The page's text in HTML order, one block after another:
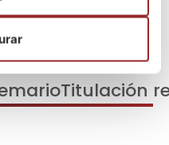
Titulación